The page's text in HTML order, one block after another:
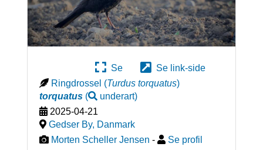
Se
Se link-side
Ringdrossel (Turdus torquatus)
torquatus( underart)
2025-04-21
Gedser By, Danmark
Morten Scheller Jensen - Se profil